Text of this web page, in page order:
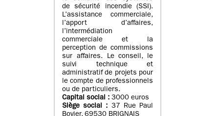
de sécurité incendie (SSI).
L’assistance commerciale,
l’apport d’affaires,
l’intermédiation
commerciale et la
perception de commissions
sur affaires. Le conseil, le
suivi technique et
administratif de projets pour
le compte de professionnels
ou de particuliers.
Capital social : 3000 euros
Siège social : 37 Rue Paul